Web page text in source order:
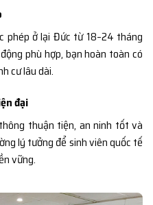
phép ở lại Đức từ 18–24 tháng
phù hợp, bạn hoàn toàn có
cư lâu dài.
đại
thuận tiện, an ninh tốt và
lý tưởng để sinh viên quốc tế
vững.